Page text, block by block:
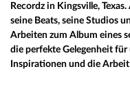
Recordz in Kingsville,
seine Beats, seine Studios
Arbeiten zum Album eines
die perfekte Gelegenheit
Inspirationen und die